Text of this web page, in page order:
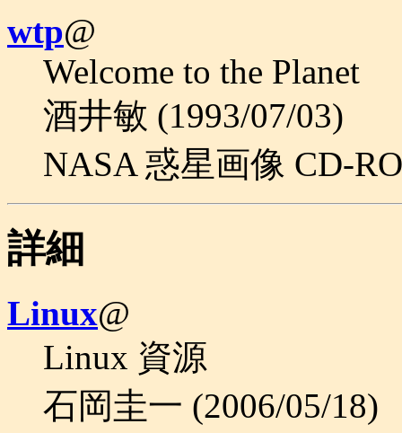
wtp@
Welcome to the Planet
酒井敏 (1993/07/03)
NASA 惑星画像 CD-
詳細
Linux@
Linux 資源
石岡圭一 (2006/05/18)